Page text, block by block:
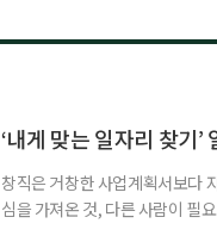
‘내게 맞는 일자리 찾기’
창직은 거창한 사업계획서보다
심을 가져온 것, 다른 사람이 필